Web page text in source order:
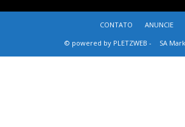
CONTATO
ANUNCIE
© powered by PLETZWEB -
SA